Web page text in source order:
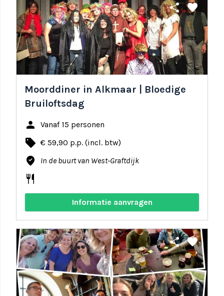
share favorite
Moorddiner in Alkmaar | Bloedige
Bruiloftsdag
person Vanaf 15 personen
local_offer € 59,90 p.p. (incl. btw)
where_to_vote In de buurt van West-Graftdijk
restaurant
Informatie aanvragen
share favorite